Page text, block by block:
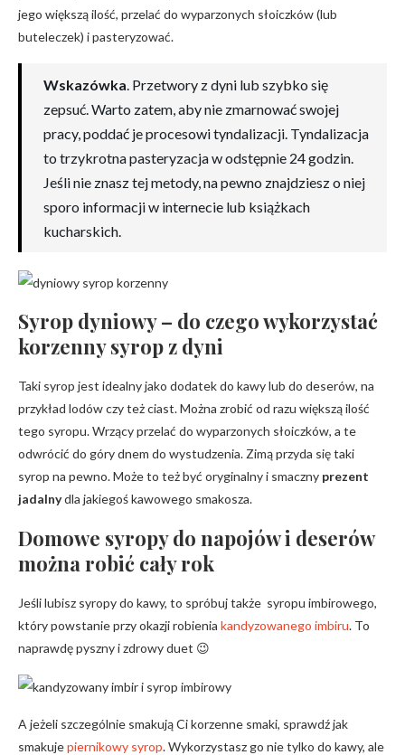
jego większą ilość, przelać do wyparzonych słoiczków (lub
buteleczek) i pasteryzować.
Wskazówka. Przetwory z dyni lub szybko się
zepsuć. Warto zatem, aby nie zmarnować swojej
pracy, poddać je procesowi tyndalizacji. Tyndalizacja
to trzykrotna pasteryzacja w odstępnie 24 godzin.
Jeśli nie znasz tej metody, na pewno znajdziesz o niej
sporo informacji w internecie lub książkach
kucharskich.
Syrop dyniowy – do czego wykorzystać
korzenny syrop z dyni
Taki syrop jest idealny jako dodatek do kawy lub do deserów, na
przykład lodów czy też ciast. Można zrobić od razu większą ilość
tego syropu. Wrzący przelać do wyparzonych słoiczków, a te
odwrócić do góry dnem do wystudzenia. Zimą przyda się taki
syrop na pewno. Może to też być oryginalny i smaczny prezent
jadalnydla jakiegoś kawowego smakosza.
Domowe syropy do napojów i deserów
można robić cały rok
Jeśli lubisz syropy do kawy, to spróbuj także syropu imbirowego,
który powstanie przy okazji robienia kandyzowanego imbiru. To
naprawdę pyszny i zdrowy duet 😉
A jeżeli szczególnie smakują Ci korzenne smaki, sprawdź jak
smakujepiernikowy syrop. Wykorzystasz go nie tylko do kawy, ale